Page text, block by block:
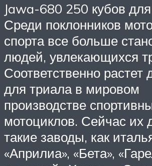
Jawa-680 250 кубов
Среди поклонников
спорта все больше
людей, увлекающихся
Соответственно
для триала в мировом
производстве
мотоциклов. Сейчас их
такие заводы, как
«Априлиа», «Бета»,